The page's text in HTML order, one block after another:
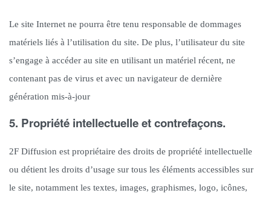
Le site Internet ne pourra être tenu responsable de dommages
matériels liés à l’utilisation du site. De plus, l’utilisateur du site
s’engage à accéder au site en utilisant un matériel récent, ne
contenant pas de virus et avec un navigateur de dernière
génération mis-à-jour
5. Propriété intellectuelle et contrefaçons.
2F Diffusion est propriétaire des droits de propriété intellectuelle
ou détient les droits d’usage sur tous les éléments accessibles sur
le site, notamment les textes, images, graphismes, logo, icônes,